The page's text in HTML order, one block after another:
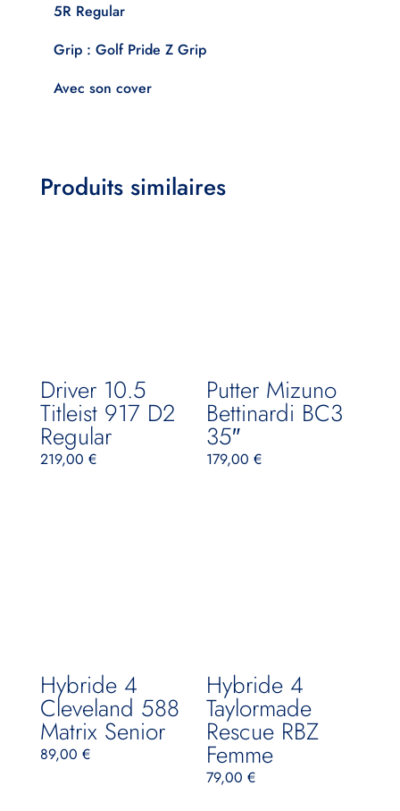
5R Regular
Grip : Golf Pride Z Grip
Avec son cover
Produits similaires
Driver 10.5
Titleist 917 D2
Regular
219,00 €
Putter Mizuno
Bettinardi BC3
35″
179,00€
Hybride 4
Cleveland 588
Matrix Senior
89,00 €
Hybride 4
Taylormade
Rescue RBZ
Femme
79,00€